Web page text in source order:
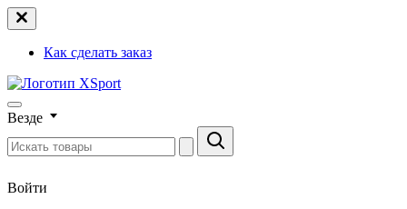
Как сделать заказ
Везде
Войти